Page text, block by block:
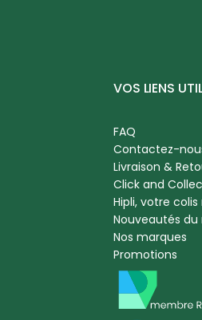
VOS LIENS
FAQ
Contactez-
Livraison &
Click and
Hipli, votre
Nouveautés du
Nos marques
Promotions